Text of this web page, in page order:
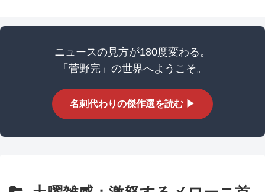
ニュースの見方が180度変わる。
「菅野完」の世界へようこそ。
名刺代わりの傑作選を読む ▶